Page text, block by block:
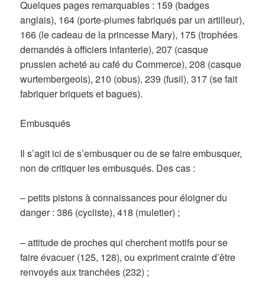
Quelques pages remarquables : 159 (badges
anglais), 164 (porte-plumes fabriqués par un artilleur),
166 (le cadeau de la princesse Mary), 175 (trophées
demandés à officiers infanterie), 207 (casque
prussien acheté au café du Commerce), 208 (casque
wurtembergeois), 210 (obus), 239 (fusil), 317 (se fait
fabriquer briquets et bagues).
Embusqués
Il s’agit ici de s’embusquer ou de se faire embusquer,
non de critiquer les embusqués. Des cas :
– petits pistons à connaissances pour éloigner du
danger : 386 (cycliste), 418 (muletier) ;
– attitude de proches qui cherchent motifs pour se
faire évacuer (125, 128), ou expriment crainte d’être
renvoyés aux tranchées (232) ;